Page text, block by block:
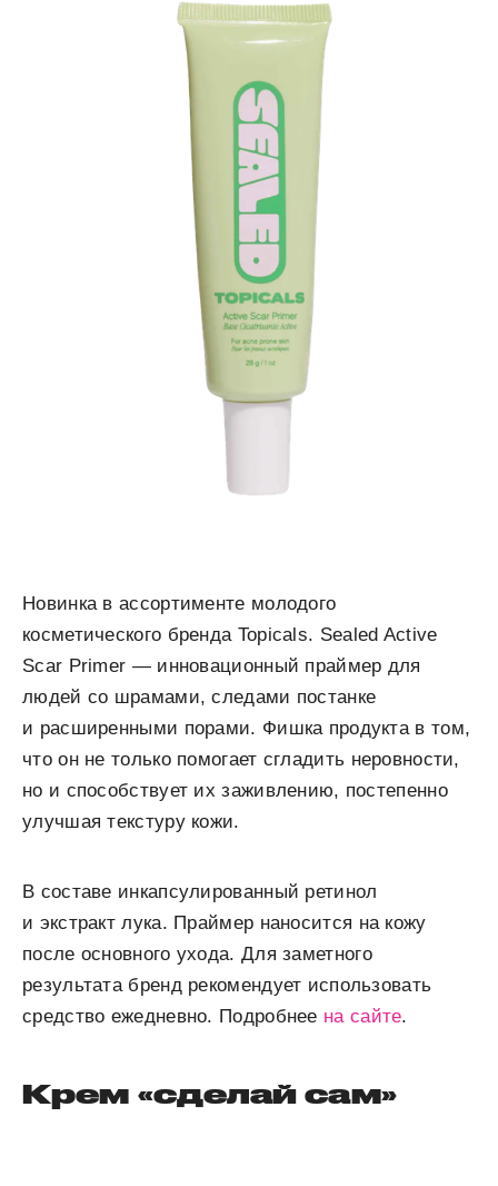
Новинка в ассортименте молодого
косметического бренда Topicals. Sealed Active
Scar Primer — инновационный праймер для
людей со шрамами, следами постанке
и расширенными порами. Фишка продукта в том,
что он не только помогает сгладить неровности,
но и способствует их заживлению, постепенно
улучшая текстуру кожи.
В составе инкапсулированный ретинол
и экстракт лука. Праймер наносится на кожу
после основного ухода. Для заметного
результата бренд рекомендует использовать
средство ежедневно. Подробнее на сайте.
Крем «сделай сам»